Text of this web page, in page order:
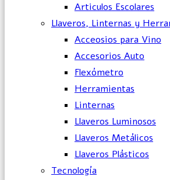
Articulos Escolares
Llaveros, Linternas y
Acceosios para Vino
Accesorios Auto
Flexómetro
Herramientas
Linternas
Llaveros Luminosos
Llaveros Metálicos
Llaveros Plásticos
Tecnología